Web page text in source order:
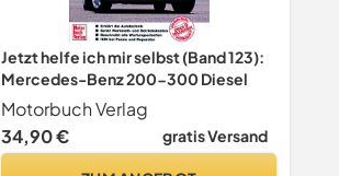
Jetzt helfe ich mir selbst (Band 123):
Mercedes-Benz 200-300 Diesel
Motorbuch Verlag
34,90 €
gratis Versand